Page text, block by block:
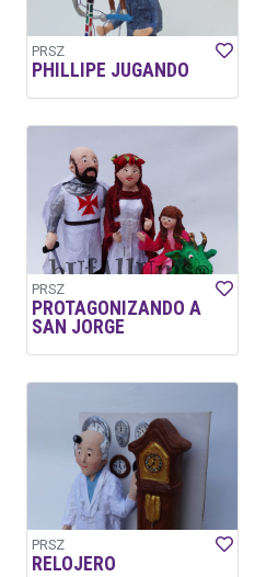
PRSZ
PHILLIPE JUGANDO
PRSZ
PROTAGONIZANDO A
SAN JORGE
PRSZ
RELOJERO